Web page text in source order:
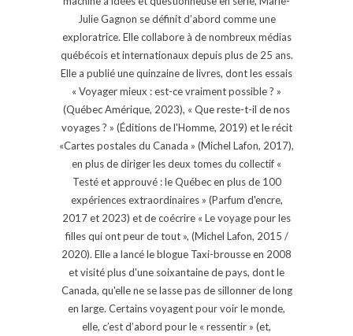
Julie Gagnon se définit d’abord comme une
exploratrice. Elle collabore à de nombreux médias
québécois et internationaux depuis plus de 25 ans.
Elle a publié une quinzaine de livres, dont les essais
« Voyager mieux : est-ce vraiment possible ? »
(Québec Amérique, 2023), « Que reste-t-il de nos
voyages ? » (Éditions de l'Homme, 2019) et le récit
«Cartes postales du Canada » (Michel Lafon, 2017),
en plus de diriger les deux tomes du collectif «
Testé et approuvé : le Québec en plus de 100
expériences extraordinaires » (Parfum d'encre,
2017 et 2023) et de coécrire « Le voyage pour les
filles qui ont peur de tout », (Michel Lafon, 2015 /
2020). Elle a lancé le blogue Taxi-brousse en 2008
et visité plus d'une soixantaine de pays, dont le
Canada, qu'elle ne se lasse pas de sillonner de long
en large. Certains voyagent pour voir le monde,
elle, c’est d’abord pour le « ressentir » (et,